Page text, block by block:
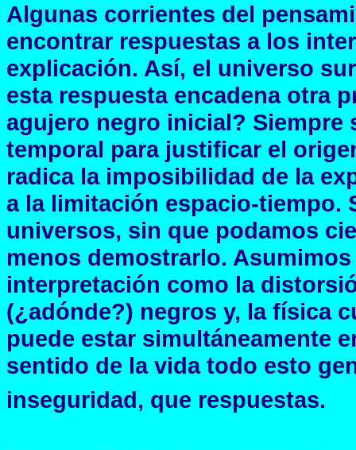
Algunas corrientes del
encontrar respuestas a los
explicación. Así, el universo
esta respuesta encadena otra
agujero negro inicial? Siempre
temporal para justificar el
radica la imposibilidad de la
a la limitación espacio-tiempo.
universos, sin que podamos
menos demostrarlo.
interpretación como la
(¿adónde?) negros y, la física
puede estar simultáneamente
sentido de la vida todo esto
inseguridad, que respuestas.